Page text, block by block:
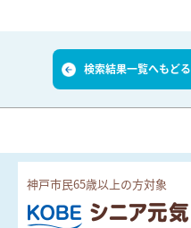
検索結果一覧へもどる
神戸市民65歳以上の方対象